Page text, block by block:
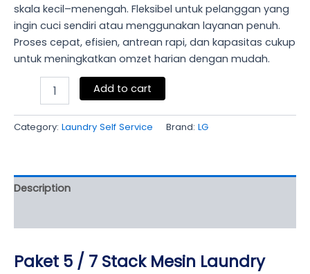
skala kecil–menengah. Fleksibel untuk pelanggan yang
ingin cuci sendiri atau menggunakan layanan penuh.
Proses cepat, efisien, antrean rapi, dan kapasitas cukup
untuk meningkatkan omzet harian dengan mudah.
Add to cart
Category: Laundry Self Service Brand: LG
Description
Paket 5 / 7 Stack Mesin Laundry